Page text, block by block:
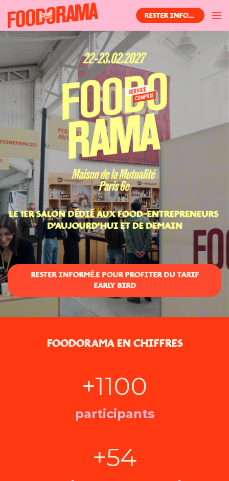
RESTER INFORMÉ(E)
RESTER INFORMÉ.E POUR PROFITER DU TARIF
EARLY BIRD
FOODORAMA EN CHIFFRES
+1100
participants
+54